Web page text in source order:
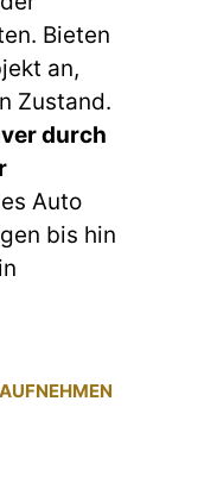
Bieten
an,
Zustand.
durch
Auto
bis hin